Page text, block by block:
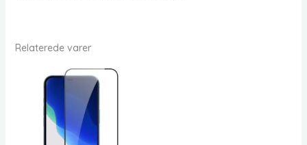
Relaterede varer